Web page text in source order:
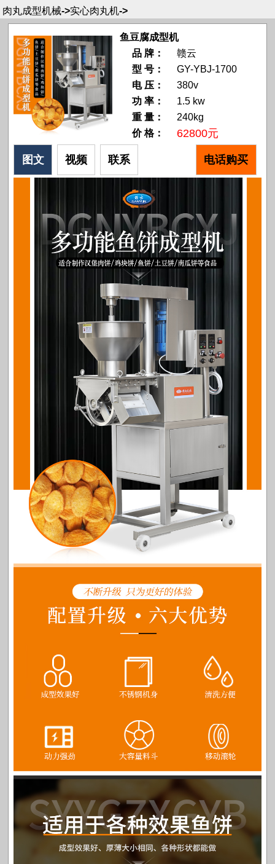
肉丸成型机械->实心肉丸机->
鱼豆腐成型机
品 牌：
赣云
型 号：
GY-YBJ-1700
电 压：
380v
功 率：
1.5 kw
重 量：
240kg
价 格：
62800元
图文 视频 联系 电话购买